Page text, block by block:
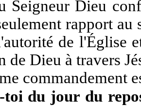
Seigneur Dieu
rapport au
de l'Église
de Dieu à travers
commandement
toi du jour du